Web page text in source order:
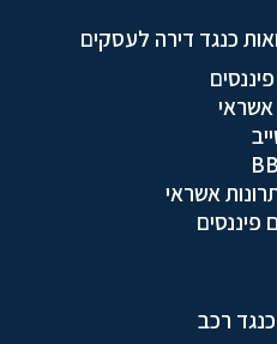
כנגד דירה לעסקים
אשראי
רכב